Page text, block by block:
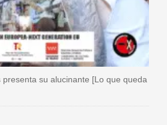
su alucinante [Lo que queda